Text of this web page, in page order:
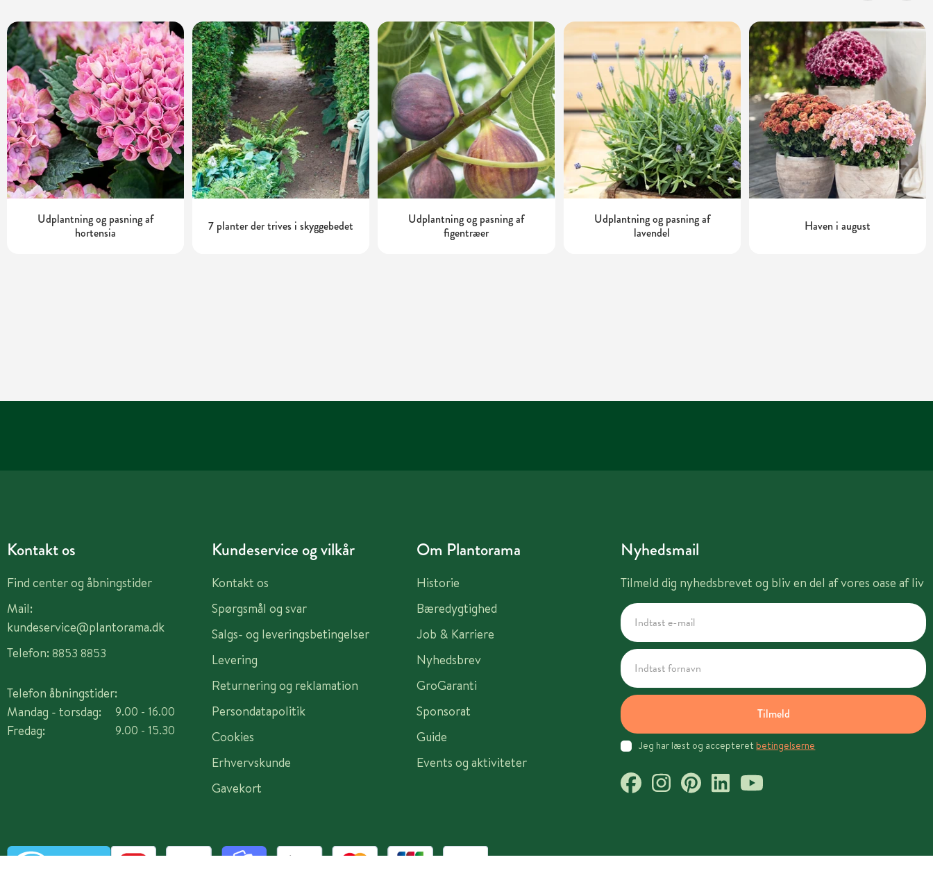
Udplantning og pasning af
hortensia
7 planter der trives i skyggebedet
Udplantning og pasning af
figentræer
Udplantning og pasning af
lavendel
Haven i august
Kontakt os
Find center og åbningstider
Mail:
kundeservice@plantorama.dk
Telefon: 8853 8853
Telefon åbningstider:
Mandag - torsdag:
Fredag:
9.00 - 16.00
9.00 - 15.30
Kundeservice og vilkår
Kontakt os
Spørgsmål og svar
Salgs- og leveringsbetingelser
Levering
Returnering og reklamation
Persondatapolitik
Cookies
Erhvervskunde
Gavekort
Om Plantorama
Historie
Bæredygtighed
Job & Karriere
Nyhedsbrev
GroGaranti
Sponsorat
Guide
Events og aktiviteter
Nyhedsmail
Tilmeld dig nyhedsbrevet og bliv en del af vores oase af liv
Tilmeld
Jeg har læst og accepteret betingelserne